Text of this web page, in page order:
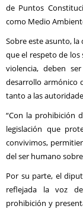
de Puntos
como Medio
Sobre este asunto,
que el respeto de
violencia, deben
desarrollo armónico
tanto a las
“Con la prohibición
legislación que
convivimos,
del ser humano
Por su parte, el
reflejada la voz
prohibición y